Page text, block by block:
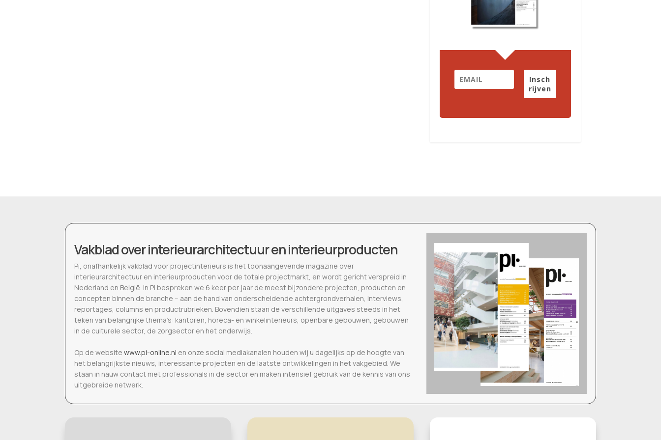
Insch
rijven
Vakblad over interieurarchitectuur en interieurproducten
Pi, onafhankelijk vakblad voor projectinterieurs is het toonaangevende magazine over
interieurarchitectuur en interieurproducten voor de totale projectmarkt, en wordt gericht verspreid in
Nederland en België. In Pi bespreken we 6 keer per jaar de meest bijzondere projecten, producten en
concepten binnen de branche – aan de hand van onderscheidende achtergrondverhalen, interviews,
reportages, columns en productrubrieken. Bovendien staan de verschillende uitgaves steeds in het
teken van belangrijke thema’s: kantoren, horeca- en winkelinterieurs, openbare gebouwen, gebouwen
in de culturele sector, de zorgsector en het onderwijs.
Op de website www.pi-online.nl en onze social mediakanalen houden wij u dagelijks op de hoogte van
het belangrijkste nieuws, interessante projecten en de laatste ontwikkelingen in het vakgebied. We
staan in nauw contact met professionals in de sector en maken intensief gebruik van de kennis van ons
uitgebreide netwerk.